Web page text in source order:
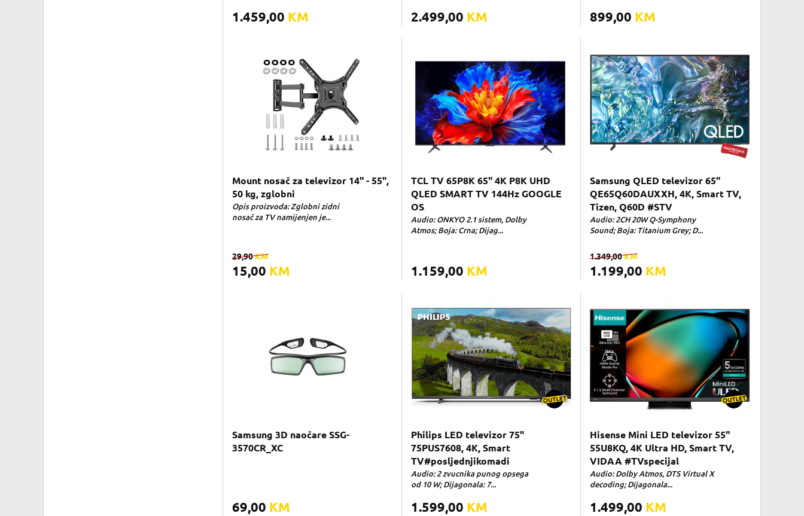
1.459,00 KM 2.499,00 KM 899,00 KM
Mount nosač za televizor 14" - 55",
50 kg, zglobni
Opis proizvoda: Zglobni zidni
nosač za TV namijenjen je...
15,00 KM
29,90KM
TCL TV 65P8K 65" 4K P8K UHD
QLED SMART TV 144Hz GOOGLE
OS
Audio: ONKYO 2.1 sistem, Dolby
Atmos; Boja: Crna; Dijag...
1.159,00 KM
Samsung QLED televizor 65"
QE65Q60DAUXXH, 4K, Smart TV,
Tizen, Q60D #STV
Audio: 2CH 20W Q-Symphony
Sound; Boja: Titanium Grey; D...
1.199,00 KM
1.349,00KM
Samsung 3D naočare SSG-
3570CR_XC
69,00 KM
Philips LED televizor 75"
75PUS7608, 4K, Smart
TV#posljednjikomadi
Audio: 2 zvucnika punog opsega
od 10 W; Dijagonala: 7...
1.599,00 KM
Hisense Mini LED televizor 55"
55U8KQ, 4K Ultra HD, Smart TV,
VIDAA #TVspecijal
Audio: Dolby Atmos, DTS Virtual X
decoding; Dijagonala...
1.499,00 KM